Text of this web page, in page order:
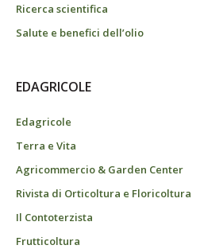
Ricerca scientifica
Salute e benefici dell’olio
EDAGRICOLE
Edagricole
Terra e Vita
Agricommercio & Garden Center
Rivista di Orticoltura e Floricoltura
Il Contoterzista
Frutticoltura